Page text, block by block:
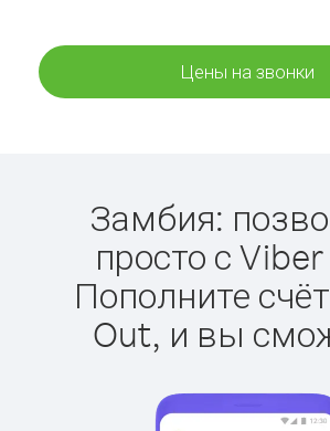
Цены на звонки
Замбия:
просто с
Пополните
Out, и вы